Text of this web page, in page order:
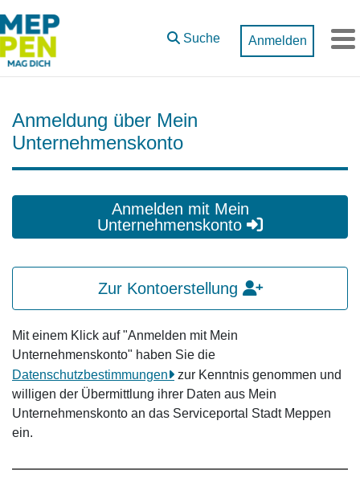
Zum Hauptinhalt springen
Suche Anmelden
Anmeldung über Mein
Unternehmenskonto
Anmelden mit Mein
Unternehmenskonto
Zur Kontoerstellung
Mit einem Klick auf "Anmelden mit Mein
Unternehmenskonto" haben Sie die
Datenschutzbestimmungen
zur Kenntnis genommen und
willigen der Übermittlung ihrer Daten aus Mein
Unternehmenskonto an das Serviceportal Stadt Meppen
ein.